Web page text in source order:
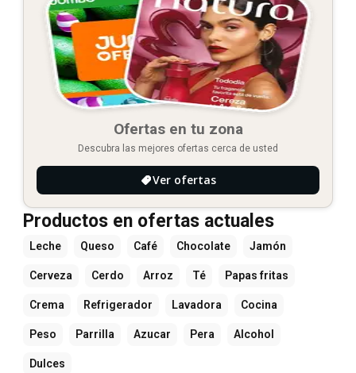
Ofertas en tu zona
Descubra las mejores ofertas cerca de usted
Ver ofertas
Productos en ofertas actuales
Leche Queso Café Chocolate Jamón
Cerveza Cerdo Arroz Té Papas fritas
Crema Refrigerador Lavadora Cocina
Peso Parrilla Azucar Pera Alcohol
Dulces